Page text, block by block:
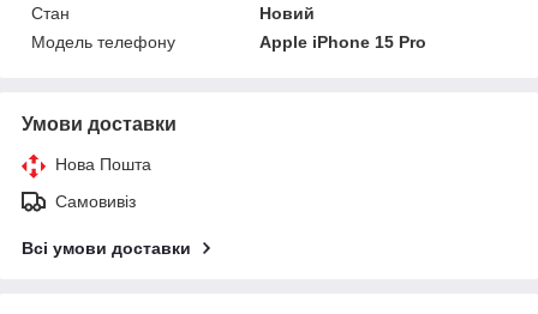
Стан
Новий
Модель телефону
Apple iPhone 15 Pro
Умови доставки
Нова Пошта
Самовивіз
Всі умови доставки